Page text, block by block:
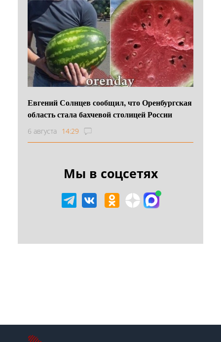
Евгений Солнцев сообщил, что Оренбургская
область стала бахчевой столицей России
6 августа 14:29
Мы в соцсетях